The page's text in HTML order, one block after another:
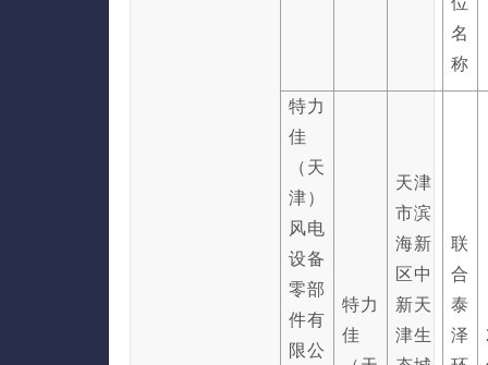
名
称
特力
佳
（天
津）
风电
设备
零部
件有
限公
特力
佳
天津
市滨
海新
区中
新天
津生
联
合
泰
泽